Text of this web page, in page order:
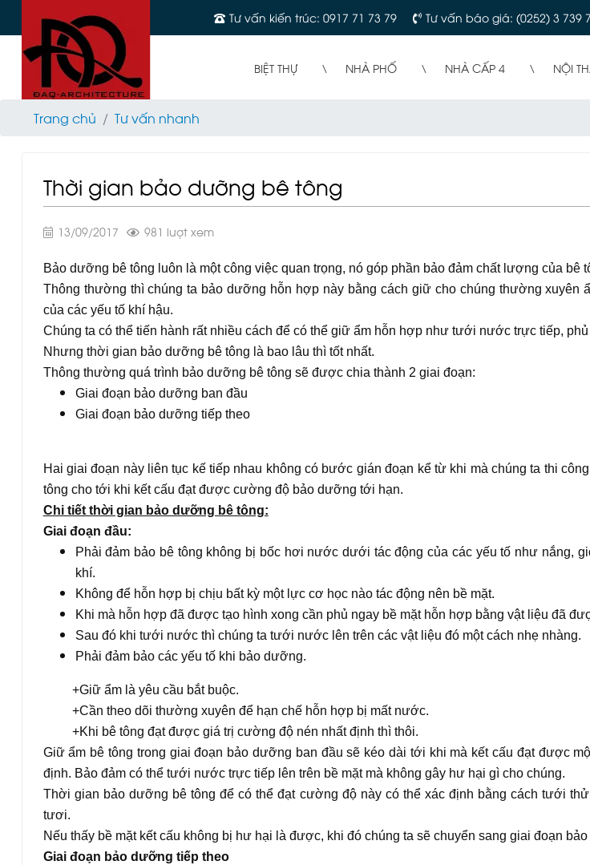
Tư vấn kiến trúc: 0917 71 73 79 Tư vấn báo giá: (0252) 3 739
BIỆT THỰ NHÀ PHỐ NHÀ CẤP 4 NỘI
Trang chủ Tư vấn nhanh
Thời gian bảo dưỡng bê tông
13/09/2017 981 lượt xem
Bảo dưỡng bê tông luôn là một công việc quan trọng, nó góp phần bảo đảm chất lượng của bê
Thông thường thì chúng ta bảo dưỡng hỗn hợp này bằng cách giữ cho chúng thường xuyên
của các yếu tố khí hậu.
Chúng ta có thể tiến hành rất nhiều cách để có thể giữ ẩm hỗn hợp như tưới nước trực tiếp,
Nhưng thời gian bảo dưỡng bê tông là bao lâu thì tốt nhất.
Thông thường quá trình bảo dưỡng bê tông sẽ được chia thành 2 giai đoạn:
Giai đoạn bảo dưỡng ban đầu
Giai đoạn bảo dưỡng tiếp theo
Hai giai đoạn này liên tục kế tiếp nhau không có bước gián đoạn kể từ khi mà chúng ta thi
tông cho tới khi kết cấu đạt được cường độ bảo dưỡng tới hạn.
Chi tiết thời gian bảo dưỡng bê tông:
Giai đoạn đầu:
Phải đảm bảo bê tông không bị bốc hơi nước dưới tác động của các yếu tố như nắng,
khí.
Không để hỗn hợp bị chịu bất kỳ một lực cơ học nào tác động nên bề mặt.
Khi mà hỗn hợp đã được tạo hình xong cần phủ ngay bề mặt hỗn hợp bằng vật liệu đã
Sau đó khi tưới nước thì chúng ta tưới nước lên trên các vật liệu đó một cách nhẹ nhàng.
Phải đảm bảo các yếu tố khi bảo dưỡng.
+Giữ ẩm là yêu cầu bắt buộc.
+Cần theo dõi thường xuyên để hạn chế hỗn hợp bị mất nước.
+Khi bê tông đạt được giá trị cường độ nén nhất định thì thôi.
Giữ ẩm bê tông trong giai đoạn bảo dưỡng ban đầu sẽ kéo dài tới khi mà kết cấu đạt được
định. Bảo đảm có thể tưới nước trực tiếp lên trên bề mặt mà không gây hư hại gì cho chúng.
Thời gian bảo dưỡng bê tông để có thể đạt cường độ này có thể xác định bằng cách tưới
tươi.
Nếu thấy bề mặt kết cấu không bị hư hại là được, khi đó chúng ta sẽ chuyển sang giai đoạn
Giai đoạn bảo dưỡng tiếp theo